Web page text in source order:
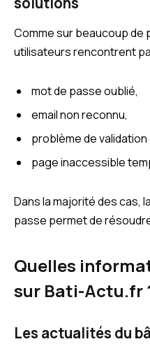
Comme sur beaucoup
utilisateurs rencontrent
mot de passe oublié,
email non reconnu,
problème de
page inaccessible
Dans la majorité des cas,
passe permet de
Quelles
sur Bati-Actu.fr
Les actualités du